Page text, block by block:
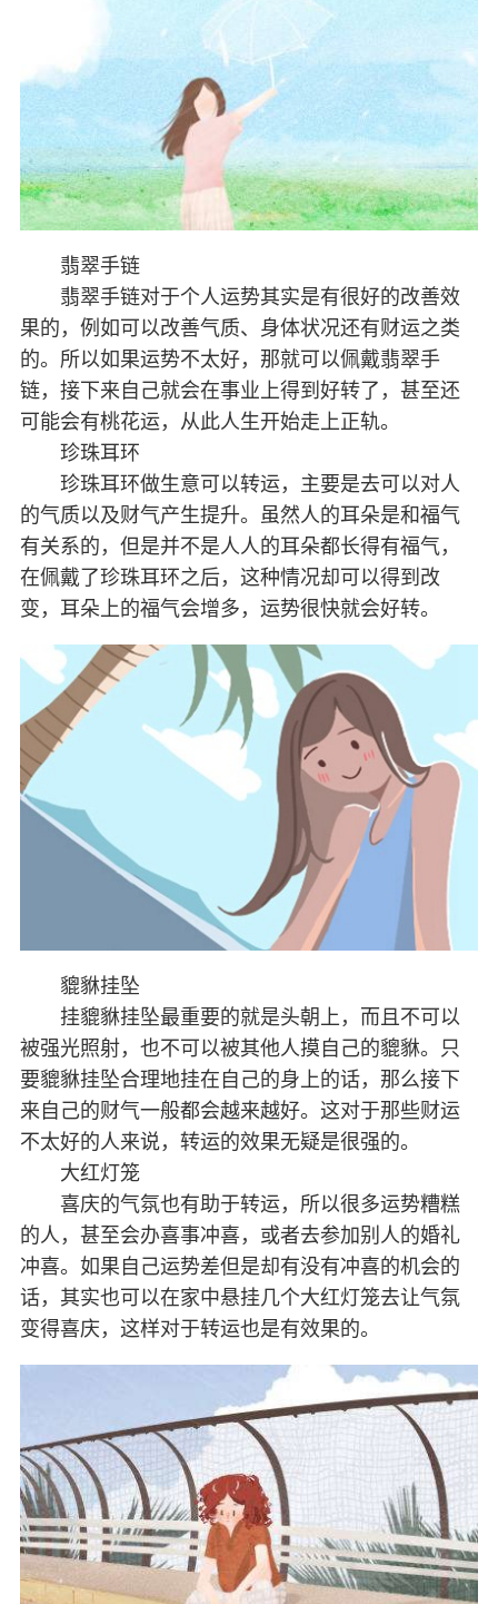
翡翠手链
翡翠手链对于个人运势其实是有很好的改善效
果的，例如可以改善气质、身体状况还有财运之类
的。所以如果运势不太好，那就可以佩戴翡翠手
链，接下来自己就会在事业上得到好转了，甚至还
可能会有桃花运，从此人生开始走上正轨。
珍珠耳环
珍珠耳环做生意可以转运，主要是去可以对人
的气质以及财气产生提升。虽然人的耳朵是和福气
有关系的，但是并不是人人的耳朵都长得有福气，
在佩戴了珍珠耳环之后，这种情况却可以得到改
变，耳朵上的福气会增多，运势很快就会好转。
貔貅挂坠
挂貔貅挂坠最重要的就是头朝上，而且不可以
被强光照射，也不可以被其他人摸自己的貔貅。只
要貔貅挂坠合理地挂在自己的身上的话，那么接下
来自己的财气一般都会越来越好。这对于那些财运
不太好的人来说，转运的效果无疑是很强的。
大红灯笼
喜庆的气氛也有助于转运，所以很多运势糟糕
的人，甚至会办喜事冲喜，或者去参加别人的婚礼
冲喜。如果自己运势差但是却有没有冲喜的机会的
话，其实也可以在家中悬挂几个大红灯笼去让气氛
变得喜庆，这样对于转运也是有效果的。